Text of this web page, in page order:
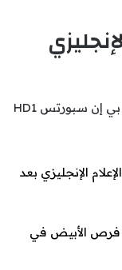
الإنجليزي بعد
لقب الكونفدرالية 2026.. ما فرص الأبيض في